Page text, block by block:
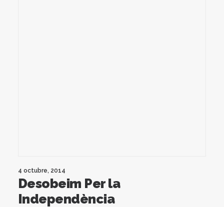
4 octubre, 2014
Desobeim Per la
Independència